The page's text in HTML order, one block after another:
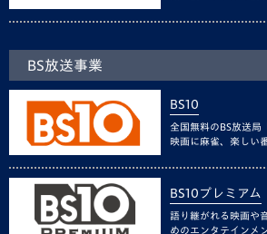
BS放送事業
BS10
全国無料のBS放送局
映画に麻雀、楽しい
BS10プレミアム
語り継がれる映画や
めのエンタテインメ